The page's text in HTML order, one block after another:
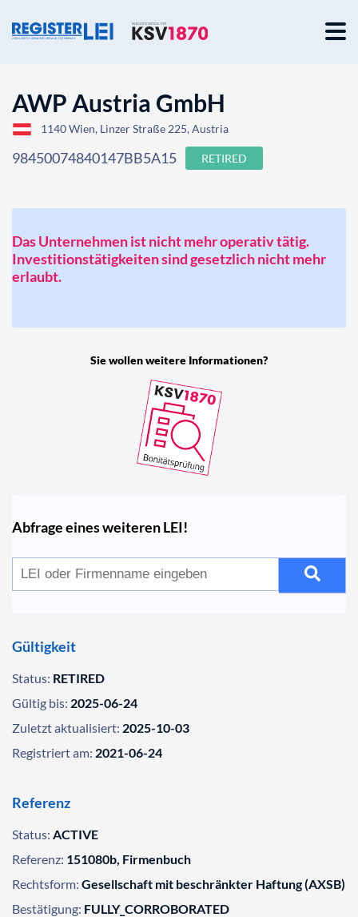
AWP Austria GmbH
1140 Wien, Linzer Straße 225, Austria
98450074840147BB5A15 RETIRED
Das Unternehmen ist nicht mehr operativ tätig.
Investitionstätigkeiten sind gesetzlich nicht mehr
erlaubt.
Sie wollen weitere Informationen?
Abfrage eines weiteren LEI!
Gültigkeit
Status: RETIRED
Gültig bis: 2025-06-24
Zuletzt aktualisiert: 2025-10-03
Registriert am: 2021-06-24
Referenz
Status: ACTIVE
Referenz: 151080b, Firmenbuch
Rechtsform: Gesellschaft mit beschränkter Haftung (AXSB)
Bestätigung: FULLY_CORROBORATED